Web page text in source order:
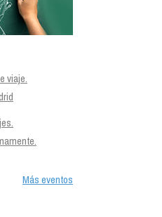
viaje.
Más eventos